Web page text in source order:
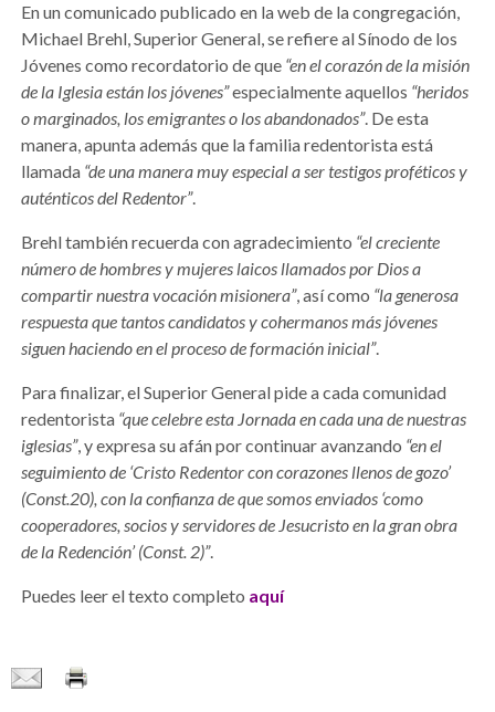
En un comunicado publicado en la web de la congregación,
Michael Brehl, Superior General, se refiere al Sínodo de los
Jóvenes como recordatorio de que “en el corazón de la misión
de la Iglesia están los jóvenes”especialmente aquellos “heridos
o marginados, los emigrantes o los abandonados”. De esta
manera, apunta además que la familia redentorista está
llamada “de una manera muy especial a ser testigos proféticos y
auténticos del Redentor”.
Brehl también recuerda con agradecimiento “el creciente
número de hombres y mujeres laicos llamados por Dios a
compartir nuestra vocación misionera”, así como “la generosa
respuesta que tantos candidatos y cohermanos más jóvenes
siguen haciendo en el proceso de formación inicial”.
Para finalizar, el Superior General pide a cada comunidad
redentorista “que celebre esta Jornada en cada una de nuestras
iglesias”, y expresa su afán por continuar avanzando “en el
seguimiento de ‘Cristo Redentor con corazones llenos de gozo’
(Const.20), con la confianza de que somos enviados ‘como
cooperadores, socios y servidores de Jesucristo en la gran obra
de la Redención’ (Const. 2)”.
Puedes leer el texto completo aquí